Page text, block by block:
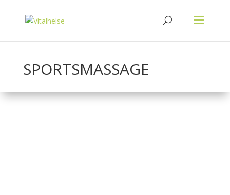
SPORTSMASSAGE